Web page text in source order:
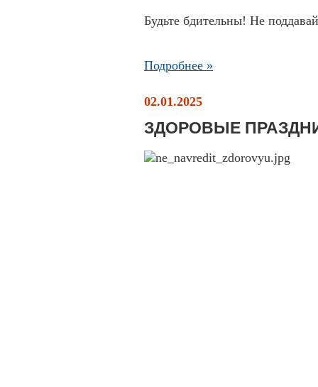
Будьте бдительны! Не
Подробнее »
02.01.2025
ЗДОРОВЫЕ